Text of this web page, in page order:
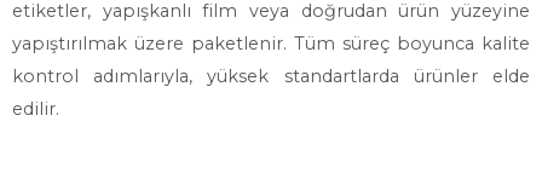
etiketler, yapışkanlı film veya doğrudan ürün yüzeyine
yapıştırılmak üzere paketlenir. Tüm süreç boyunca kalite
kontrol adımlarıyla, yüksek standartlarda ürünler elde
edilir.